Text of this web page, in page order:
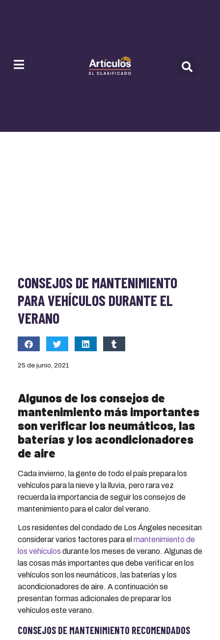
CONSEJOS DE MANTENIMIENTO
PARA VEHÍCULOS DURANTE EL
VERANO
25 de junio, 2021
Algunos de los consejos de
mantenimiento más importantes
son verificar los neumáticos, las
baterías y los acondicionadores
de aire
Cada invierno, la gente de todo el país prepara los
vehículos para la nieve y la lluvia, pero rara vez
recuerda la importancia de seguir los consejos de
mantenimiento para el calor del verano.
Los residentes del condado de Los Ángeles necesitan
considerar varios factores para el mantenimiento de
los vehículos durante los meses de verano. Algunas de
las cosas más importantes que debe verificar en los
vehículos son los neumáticos, las baterías y los
acondicionadores de aire. A continuación se
presentan formas adicionales de preparar los
vehículos este verano.
CONSEJOS DE MANTENIMIENTO RECOMENDADOS